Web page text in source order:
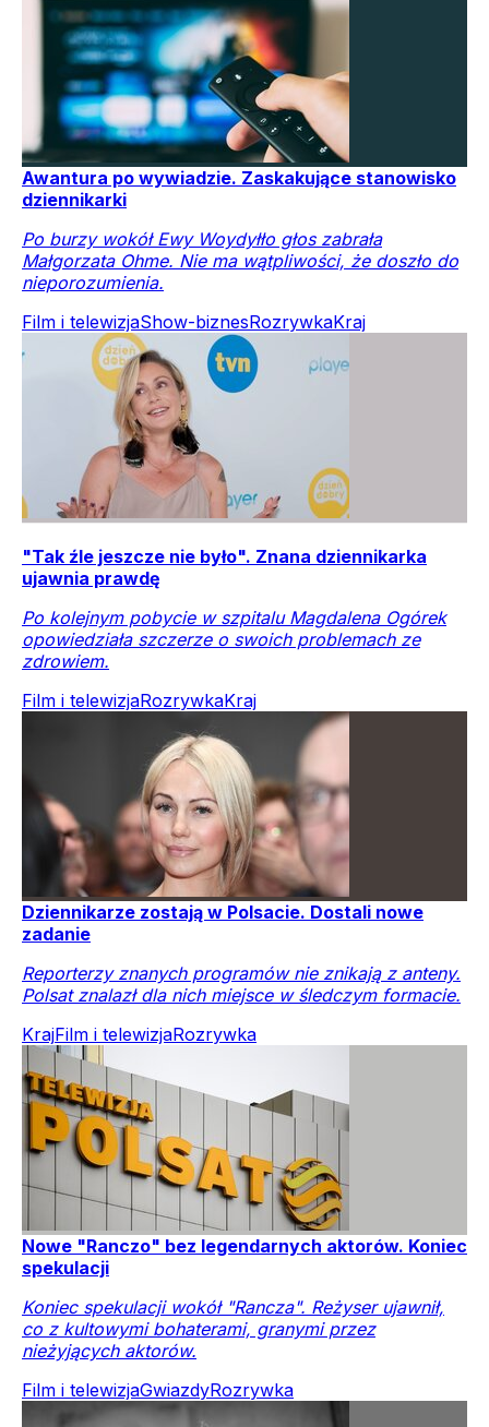
Awantura po wywiadzie. Zaskakujące stanowisko
dziennikarki
Po burzy wokół Ewy Woydyłło głos zabrała
Małgorzata Ohme. Nie ma wątpliwości, że doszło do
nieporozumienia.
Film i telewizjaShow-biznesRozrywkaKraj
"Tak źle jeszcze nie było". Znana dziennikarka
ujawnia prawdę
Po kolejnym pobycie w szpitalu Magdalena Ogórek
opowiedziała szczerze o swoich problemach ze
zdrowiem.
Film i telewizjaRozrywkaKraj
Dziennikarze zostają w Polsacie. Dostali nowe
zadanie
Reporterzy znanych programów nie znikają z anteny.
Polsat znalazł dla nich miejsce w śledczym formacie.
KrajFilm i telewizjaRozrywka
Nowe "Ranczo" bez legendarnych aktorów. Koniec
spekulacji
Koniec spekulacji wokół "Rancza". Reżyser ujawnił,
co z kultowymi bohaterami, granymi przez
nieżyjących aktorów.
Film i telewizjaGwiazdyRozrywka